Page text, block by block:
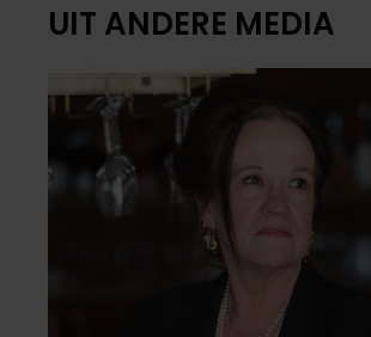
UIT ANDERE MEDIA